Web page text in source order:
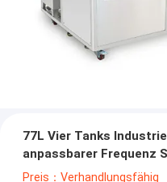
77L Vier Tanks
anpassbarer Frequenz
Preis：Verhandlungsfähig